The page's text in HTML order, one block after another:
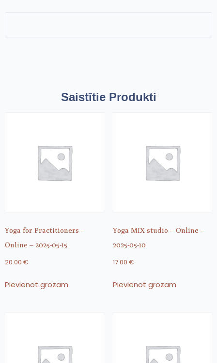
Saistītie Produkti
Yoga for Practitioners –
Online – 2025-05-15
20.00 €
Pievienot grozam
Yoga MIX studio – Online –
2025-05-10
17.00 €
Pievienot grozam